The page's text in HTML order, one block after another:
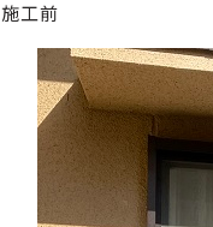
施工前